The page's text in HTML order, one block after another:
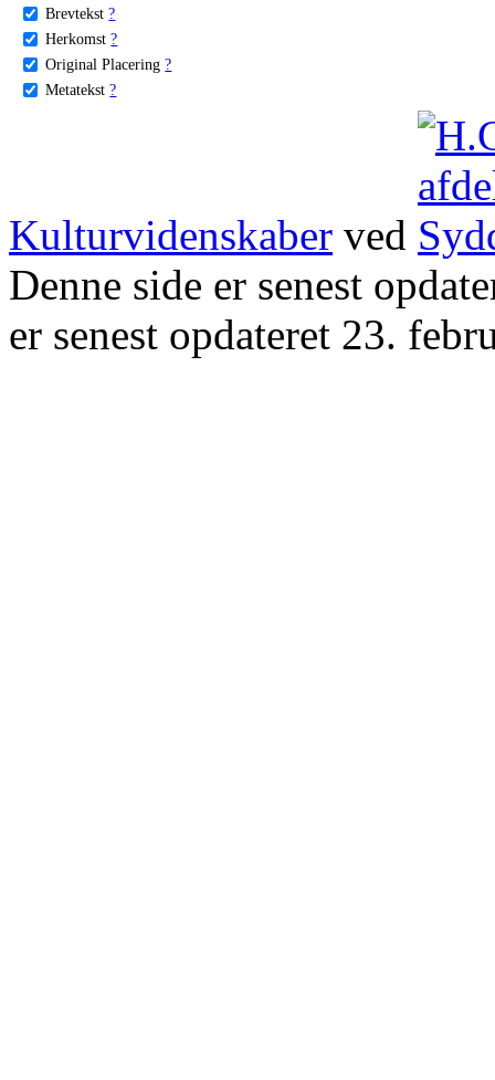
Brevtekst ?
Herkomst ?
Original Placering ?
Metatekst ?
Kulturvidenskaber ved
Denne side er senest
er senest opdateret 23.